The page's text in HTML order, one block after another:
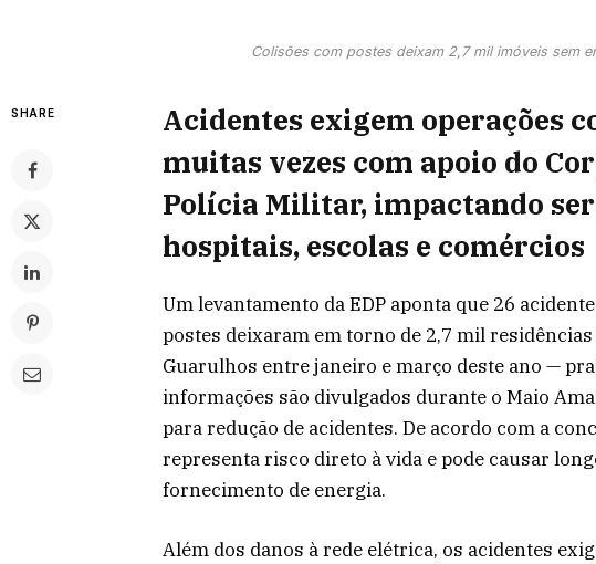
Colisões com postes deixam 2,7 mil imóveis sem
SHARE
Acidentes exigem operações
muitas vezes com apoio do
Polícia Militar, impactando
hospitais, escolas e comércios
Um levantamento da EDP aponta que 26
postes deixaram em torno de 2,7 mil
Guarulhos entre janeiro e março deste ano —
informações são divulgados durante o Maio
para redução de acidentes. De acordo com a
representa risco direto à vida e pode causar
fornecimento de energia.
Além dos danos à rede elétrica, os acidentes